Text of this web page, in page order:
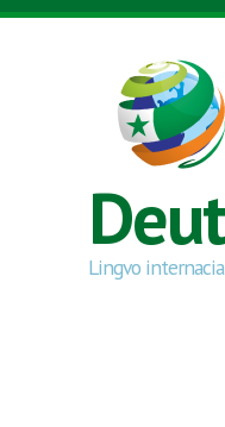
Direkt zum Inhalt
Lingvo